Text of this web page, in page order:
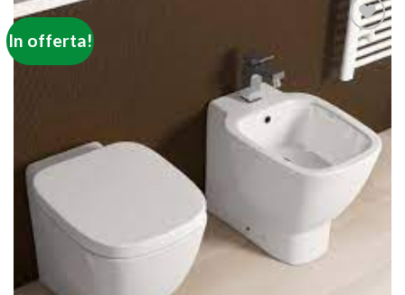
In offerta!
Aggiungi
alla lista
dei